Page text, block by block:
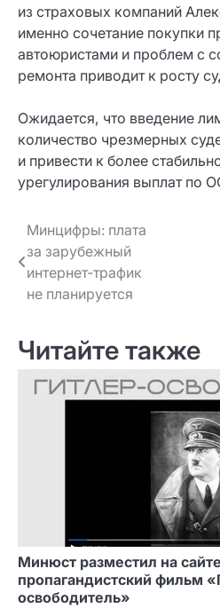
из страховых компаний
именно сочетание покупки
автоюристами и проблем с
ремонта приводит к росту
Ожидается, что введение
количество чрезмерных
и привести к более
урегулирования выплат по
Навигация
по записям
Минцифры: плата
за зарубежный
интернет‑трафик
не планируется
Читайте также
Минюст разместил на
пропагандистский фильм
освободитель»